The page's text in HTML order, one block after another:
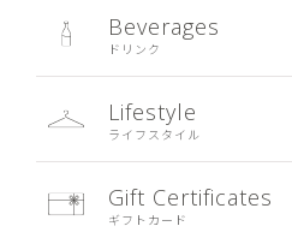
Beverages
ドリンク
Lifestyle
ライフスタイル
Gift Certificates
ギフトカード